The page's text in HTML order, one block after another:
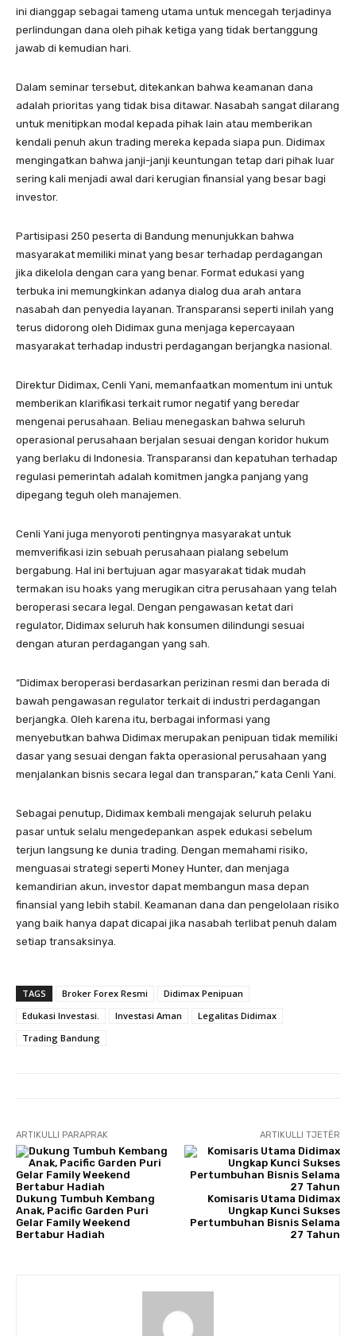
ini dianggap sebagai tameng utama untuk mencegah terjadinya
perlindungan dana oleh pihak ketiga yang tidak bertanggung
jawab di kemudian hari.
Dalam seminar tersebut, ditekankan bahwa keamanan dana
adalah prioritas yang tidak bisa ditawar. Nasabah sangat dilarang
untuk menitipkan modal kepada pihak lain atau memberikan
kendali penuh akun trading mereka kepada siapa pun. Didimax
mengingatkan bahwa janji-janji keuntungan tetap dari pihak luar
sering kali menjadi awal dari kerugian finansial yang besar bagi
investor.
Partisipasi 250 peserta di Bandung menunjukkan bahwa
masyarakat memiliki minat yang besar terhadap perdagangan
jika dikelola dengan cara yang benar. Format edukasi yang
terbuka ini memungkinkan adanya dialog dua arah antara
nasabah dan penyedia layanan. Transparansi seperti inilah yang
terus didorong oleh Didimax guna menjaga kepercayaan
masyarakat terhadap industri perdagangan berjangka nasional.
Direktur Didimax, Cenli Yani, memanfaatkan momentum ini untuk
memberikan klarifikasi terkait rumor negatif yang beredar
mengenai perusahaan. Beliau menegaskan bahwa seluruh
operasional perusahaan berjalan sesuai dengan koridor hukum
yang berlaku di Indonesia. Transparansi dan kepatuhan terhadap
regulasi pemerintah adalah komitmen jangka panjang yang
dipegang teguh oleh manajemen.
Cenli Yani juga menyoroti pentingnya masyarakat untuk
memverifikasi izin sebuah perusahaan pialang sebelum
bergabung. Hal ini bertujuan agar masyarakat tidak mudah
termakan isu hoaks yang merugikan citra perusahaan yang telah
beroperasi secara legal. Dengan pengawasan ketat dari
regulator, Didimax seluruh hak konsumen dilindungi sesuai
dengan aturan perdagangan yang sah.
“Didimax beroperasi berdasarkan perizinan resmi dan berada di
bawah pengawasan regulator terkait di industri perdagangan
berjangka. Oleh karena itu, berbagai informasi yang
menyebutkan bahwa Didimax merupakan penipuan tidak memiliki
dasar yang sesuai dengan fakta operasional perusahaan yang
menjalankan bisnis secara legal dan transparan,” kata Cenli Yani.
Sebagai penutup, Didimax kembali mengajak seluruh pelaku
pasar untuk selalu mengedepankan aspek edukasi sebelum
terjun langsung ke dunia trading. Dengan memahami risiko,
menguasai strategi seperti Money Hunter, dan menjaga
kemandirian akun, investor dapat membangun masa depan
finansial yang lebih stabil. Keamanan dana dan pengelolaan risiko
yang baik hanya dapat dicapai jika nasabah terlibat penuh dalam
setiap transaksinya.
TAGS Broker Forex Resmi
Didimax Penipuan
Edukasi Investasi.
Investasi Aman
Legalitas Didimax
Trading Bandung
ARTIKULLI PARAPRAK
Dukung Tumbuh Kembang
Anak, Pacific Garden Puri
Gelar Family Weekend
Bertabur Hadiah
ARTIKULLI TJETËR
Komisaris Utama Didimax
Ungkap Kunci Sukses
Pertumbuhan Bisnis Selama
27 Tahun